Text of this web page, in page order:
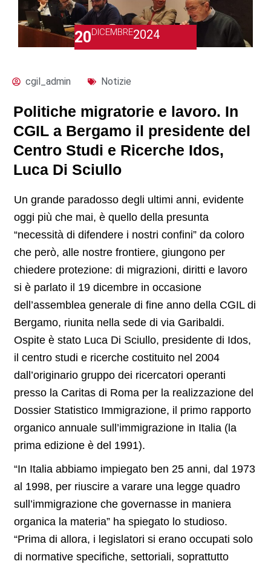
20DICEMBRE2024
cgil_admin Notizie
Politiche migratorie e lavoro. In
CGIL a Bergamo il presidente del
Centro Studi e Ricerche Idos,
Luca Di Sciullo
Un grande paradosso degli ultimi anni, evidente
oggi più che mai, è quello della presunta
“necessità di difendere i nostri confini” da coloro
che però, alle nostre frontiere, giungono per
chiedere protezione: di migrazioni, diritti e lavoro
si è parlato il 19 dicembre in occasione
dell’assemblea generale di fine anno della CGIL di
Bergamo, riunita nella sede di via Garibaldi.
Ospite è stato Luca Di Sciullo, presidente di Idos,
il centro studi e ricerche costituito nel 2004
dall’originario gruppo dei ricercatori operanti
presso la Caritas di Roma per la realizzazione del
Dossier Statistico Immigrazione, il primo rapporto
organico annuale sull’immigrazione in Italia (la
prima edizione è del 1991).
“In Italia abbiamo impiegato ben 25 anni, dal 1973
al 1998, per riuscire a varare una legge quadro
sull’immigrazione che governasse in maniera
organica la materia” ha spiegato lo studioso.
“Prima di allora, i legislatori si erano occupati solo
di normative specifiche, settoriali, soprattutto